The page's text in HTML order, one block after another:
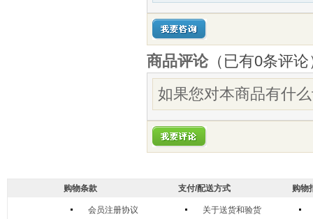
商品评论（已有0条评论
如果您对本商品有什
购物条款
会员注册协议
支付/配送方式
关于送货和验货
购物